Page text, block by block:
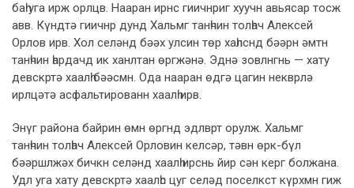
баһ уга ирж орлцв. Нааран ирнс гиичнриг хуучн авьясар тосж
авв. Күндтә гиичнр дунд Хальмг танһчин толһач Алексей
Орлов ирв. Хол селәнд бәәх улсин төр хаһлснд бәәрн әмтн
танһчин һардачд ик ханлтан өргжәнә. Эднә зовлнгнь — хату
девскртә хаалһ бәәсмн. Ода нааран өдгә цагин некврлә
ирлцәтә асфальтированн хаалһ ирв.
Энүг района байрин өмн өргнд эдлврт орулж. Хальмг
танһчин толһач Алексей Орловин келсәр, тәвн өрк-бүл
бәәршлжәх бичкн селәнд хаалһ ирснь йир сән керг болжана.
Удл уга хату девскртә хаалһс цуг селәд поселкст күрхмн гиж